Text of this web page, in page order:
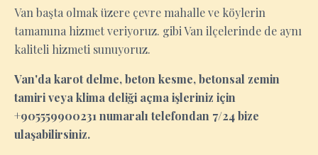
Van başta olmak üzere çevre mahalle ve köylerin
tamamına hizmet veriyoruz. gibi Van ilçelerinde de aynı
kaliteli hizmeti sunuyoruz.
Van'da karot delme, beton kesme, betonsal zemin
tamiri veya klima deliği açma işleriniz için
+905559900231 numaralı telefondan 7/24 bize
ulaşabilirsiniz.